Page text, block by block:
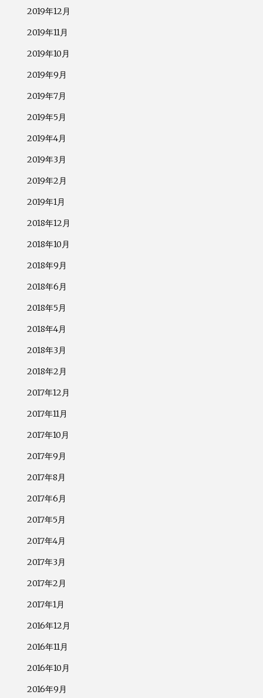
2019年12月
2019年11月
2019年10月
2019年9月
2019年7月
2019年5月
2019年4月
2019年3月
2019年2月
2019年1月
2018年12月
2018年10月
2018年9月
2018年6月
2018年5月
2018年4月
2018年3月
2018年2月
2017年12月
2017年11月
2017年10月
2017年9月
2017年8月
2017年6月
2017年5月
2017年4月
2017年3月
2017年2月
2017年1月
2016年12月
2016年11月
2016年10月
2016年9月